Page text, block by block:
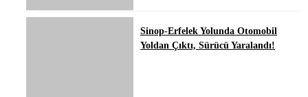
Sinop-Erfelek Yolunda Otomobil
Yoldan Çıktı, Sürücü Yaralandı!